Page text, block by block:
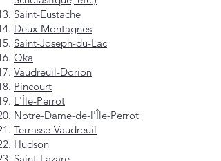
Saint-Eustache
Deux-Montagnes
Saint-Joseph-du-Lac
Oka
Vaudreuil-Dorion
Pincourt
L'Île-Perrot
Notre-Dame-de-l'Île-Perrot
Terrasse-Vaudreuil
Hudson